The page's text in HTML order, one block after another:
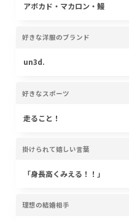
アボカド・マカロン・鰻
好きな洋服のブランド
un3d.
好きなスポーツ
走ること！
掛けられて嬉しい言葉
「身長高くみえる！！」
理想の結婚相手